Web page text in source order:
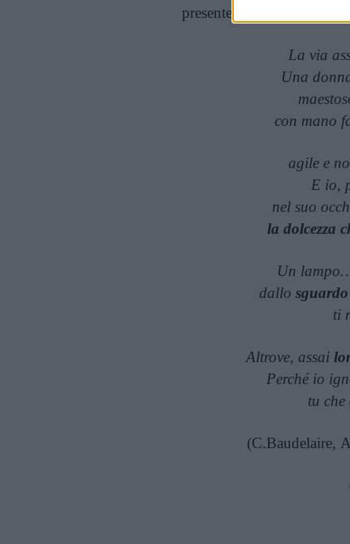
presente, alla tipica
La via
Una
con mano
agile e
E io,
nel suo
la dolcezza
Un
dallo
ti
Altrove, assai
Perché io
tu
(C.Baudelaire,